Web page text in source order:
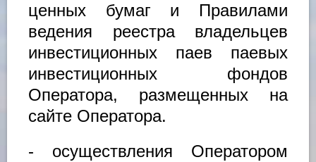
ценных бумаг и Правилами
ведения реестра владельцев
инвестиционных паев паевых
инвестиционных фондов
Оператора, размещенных на
сайте Оператора.
- осуществления Оператором